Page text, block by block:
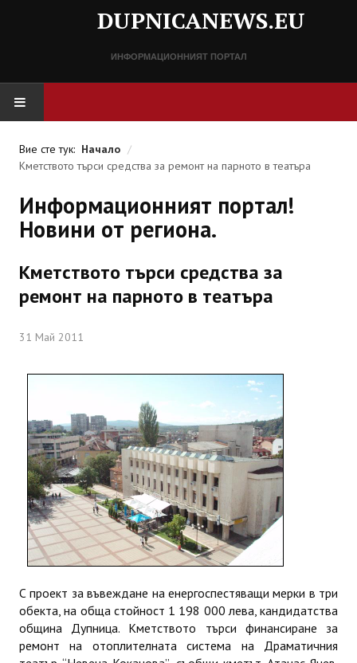
DUPNICANEWS.EU
ИНФОРМАЦИОННИЯТ ПОРТАЛ
СПРАВОЧНИК
Важни телефонни номера
Бележити дупничани
История
Населени места
ЗАБРАВЕНАТА ДУПНИЦА
Вие сте тук: Начало /
Кметството търси средства за ремонт на парното в театъра
Информационният портал!
Новини от региона.
Кметството търси средства за
ремонт на парното в театъра
31 Май 2011
С проект за въвеждане на енергоспестяващи мерки в три
обекта, на обща стойност 1 198 000 лева, кандидатства
община Дупница. Кметството търси финансиране за
ремонт на отоплителната система на Драматичния